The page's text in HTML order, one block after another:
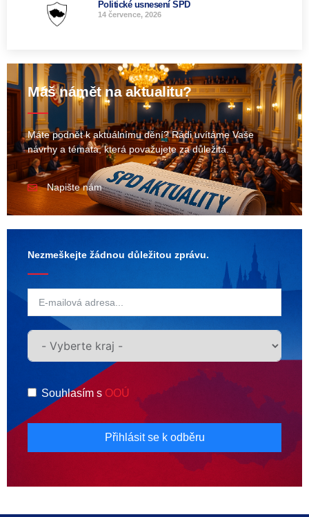
Politické usnesení SPD
14 července, 2026
Máš námět na aktualitu?
Máte podnět k aktuálnímu dění? Rádi uvítáme Vaše
návrhy a témata, která považujete za důležitá.
Napište nám
Nezmeškejte žádnou důležitou zprávu.
Souhlasím s OOÚ
Přihlásit se k odběru